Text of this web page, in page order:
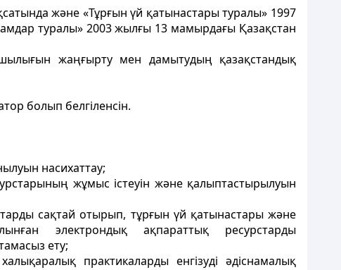
және «Тұрғын үй қатынастары туралы» 1997
туралы» 2003 жылғы 13 мамырдағы Қазақстан
жаңғырту мен дамытудың қазақстандық
болып белгіленсін.
насихаттау;
жұмыс істеуін және қалыптастырылуын
сақтай отырып, тұрғын үй қатынастары және
электрондық ақпараттық ресурстарды
ету;
практикаларды енгізуді әдіснамалық